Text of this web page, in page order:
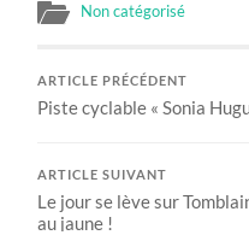
Non catégorisé
ARTICLE PRÉCÉDENT
Piste cyclable « Sonia
ARTICLE SUIVANT
Le jour se lève sur
au jaune !